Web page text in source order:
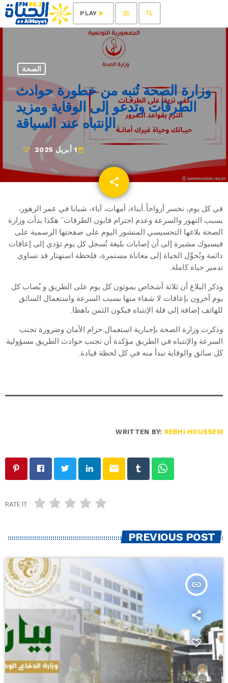
search
menu
play_arrow
PLAY
الصحة
وزارة الصحة تُنبه من خطورة حوادث
الطرقات وتدعو إلى الوقاية ومزيد
الإنتباه عند السياقة
today1 أبريل 2025
share
email
في كل يوم، نخسر أرواحاً..أبناء، أمهات، آباء، شبابا في عمر الزهور،
بسبب التهور والسرعة وعدم احترام قانون الطرقات” هكذا بدأت وزارة
الصحة بلاغها التحسيسي المنشور اليوم على صفحتها الرسمية على
فيسبوك مشيرة إلى أن إصابات بليغة تُسجل كل يوم تؤدي إلى إعاقات
دائمة وتُحوِّل الحياة إلى معاناة مستمرة، فلحظة استهتار قد تساوي
تدمير حياة كاملة.
وذكر البلاغ أن ثلاثة أشخاص يموتون كل يوم على الطريق و يُصاب كل
يوم آخرون بإعاقات لا شفاء منها بسبب السرعة واستعمال السائق
للهاتف إضافة إلى قلة الإنتباه فيكون الثمن باهظا.
وذكرت وزارة الصحة بإجبارية استعمال حزام الأمان وضرورة تجنب
السرعة والإنتباه في الطريق مؤكدة أن تجنب حوادث الطريق مسؤولية
كل سائق والوقاية تبدأ منه في كل لحظة قيادة.
WRITTEN BY: REBHI HOUSSEM
email
RATE IT
PREVIOUS POST
insert_link